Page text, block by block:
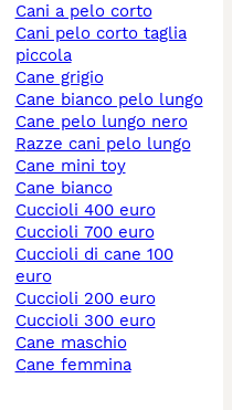
cani a pelo corto
cani pelo corto taglia
piccola
cane grigio
cane bianco pelo lungo
cane pelo lungo nero
razze cani pelo lungo
cane mini toy
cane bianco
cuccioli 400 euro
cuccioli 700 euro
cuccioli di cane 100
euro
cuccioli 200 euro
cuccioli 300 euro
cane maschio
cane femmina